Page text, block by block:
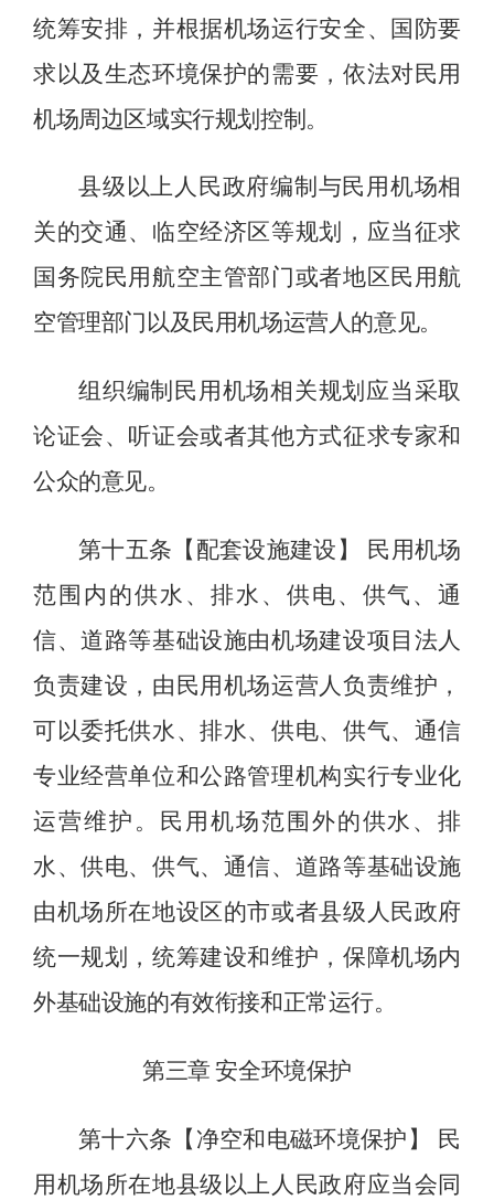
统筹安排，并根据机场运行安全、国防要
求以及生态环境保护的需要，依法对民用
机场周边区域实行规划控制。
县级以上人民政府编制与民用机场相
关的交通、临空经济区等规划，应当征求
国务院民用航空主管部门或者地区民用航
空管理部门以及民用机场运营人的意见。
组织编制民用机场相关规划应当采取
论证会、听证会或者其他方式征求专家和
公众的意见。
第十五条【配套设施建设】
民用机场
范围内的供水、排水、供电、供气、通
信、道路等基础设施由机场建设项目法人
负责建设，由民用机场运营人负责维护，
可以委托供水、排水、供电、供气、通信
专业经营单位和公路管理机构实行专业化
运营维护。民用机场范围外的供水、排
水、供电、供气、通信、道路等基础设施
由机场所在地设区的市或者县级人民政府
统一规划，统筹建设和维护，保障机场内
外基础设施的有效衔接和正常运行。
第三章 安全环境保护
第十六条【净空和电磁环境保护】
民
用机场所在地县级以上人民政府应当会同